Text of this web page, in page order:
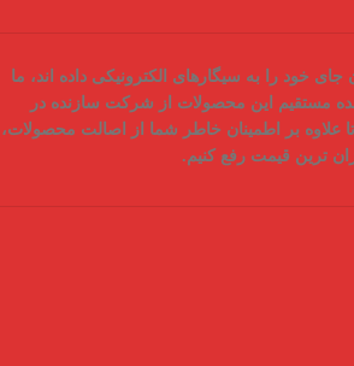
خود را به سیگارهای الکترونیکی داده اند، ما
مستقیم این محصولات از شرکت سازنده در
بر اطمینان خاطر شما از
اصالت محصولات،
ترین قیمت رفع کنیم.